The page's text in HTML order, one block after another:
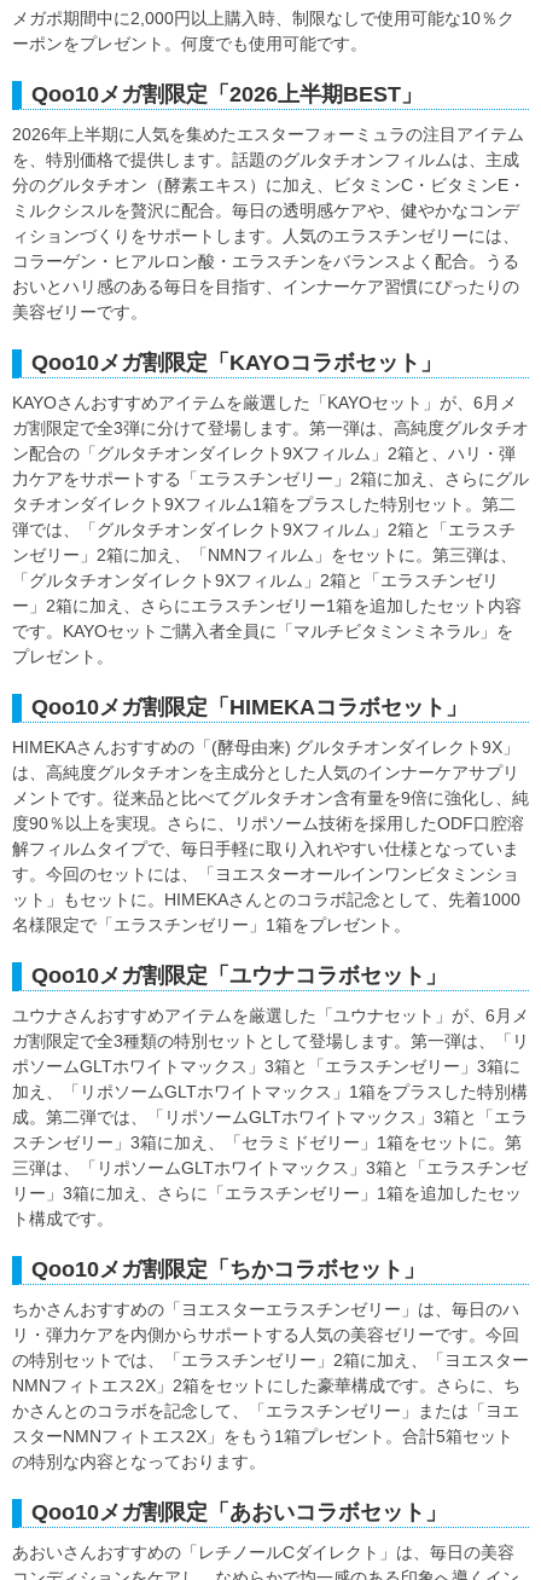
メガポ期間中に2,000円以上購入時、制限なしで使用可能な10％ク
ーポンをプレゼント。何度でも使用可能です。
Qoo10メガ割限定「2026上半期BEST」
2026年上半期に人気を集めたエスターフォーミュラの注目アイテム
を、特別価格で提供します。話題のグルタチオンフィルムは、主成
分のグルタチオン（酵素エキス）に加え、ビタミンC・ビタミンE・
ミルクシスルを贅沢に配合。毎日の透明感ケアや、健やかなコンデ
ィションづくりをサポートします。人気のエラスチンゼリーには、
コラーゲン・ヒアルロン酸・エラスチンをバランスよく配合。うる
おいとハリ感のある毎日を目指す、インナーケア習慣にぴったりの
美容ゼリーです。
Qoo10メガ割限定「KAYOコラボセット」
KAYOさんおすすめアイテムを厳選した「KAYOセット」が、6月メ
ガ割限定で全3弾に分けて登場します。第一弾は、高純度グルタチオ
ン配合の「グルタチオンダイレクト9Xフィルム」2箱と、ハリ・弾
力ケアをサポートする「エラスチンゼリー」2箱に加え、さらにグル
タチオンダイレクト9Xフィルム1箱をプラスした特別セット。第二
弾では、「グルタチオンダイレクト9Xフィルム」2箱と「エラスチ
ンゼリー」2箱に加え、「NMNフィルム」をセットに。第三弾は、
「グルタチオンダイレクト9Xフィルム」2箱と「エラスチンゼリ
ー」2箱に加え、さらにエラスチンゼリー1箱を追加したセット内容
です。KAYOセットご購入者全員に「マルチビタミンミネラル」を
プレゼント。
Qoo10メガ割限定「HIMEKAコラボセット」
HIMEKAさんおすすめの「(酵母由来) グルタチオンダイレクト9X」
は、高純度グルタチオンを主成分とした人気のインナーケアサプリ
メントです。従来品と比べてグルタチオン含有量を9倍に強化し、純
度90％以上を実現。さらに、リポソーム技術を採用したODF口腔溶
解フィルムタイプで、毎日手軽に取り入れやすい仕様となっていま
す。今回のセットには、「ヨエスターオールインワンビタミンショ
ット」もセットに。HIMEKAさんとのコラボ記念として、先着1000
名様限定で「エラスチンゼリー」1箱をプレゼント。
Qoo10メガ割限定「ユウナコラボセット」
ユウナさんおすすめアイテムを厳選した「ユウナセット」が、6月メ
ガ割限定で全3種類の特別セットとして登場します。第一弾は、「リ
ポソームGLTホワイトマックス」3箱と「エラスチンゼリー」3箱に
加え、「リポソームGLTホワイトマックス」1箱をプラスした特別構
成。第二弾では、「リポソームGLTホワイトマックス」3箱と「エラ
スチンゼリー」3箱に加え、「セラミドゼリー」1箱をセットに。第
三弾は、「リポソームGLTホワイトマックス」3箱と「エラスチンゼ
リー」3箱に加え、さらに「エラスチンゼリー」1箱を追加したセッ
ト構成です。
Qoo10メガ割限定「ちかコラボセット」
ちかさんおすすめの「ヨエスターエラスチンゼリー」は、毎日のハ
リ・弾力ケアを内側からサポートする人気の美容ゼリーです。今回
の特別セットでは、「エラスチンゼリー」2箱に加え、「ヨエスター
NMNフィトエス2X」2箱をセットにした豪華構成です。さらに、ち
かさんとのコラボを記念して、「エラスチンゼリー」または「ヨエ
スターNMNフィトエス2X」をもう1箱プレゼント。合計5箱セット
の特別な内容となっております。
Qoo10メガ割限定「あおいコラボセット」
あおいさんおすすめの「レチノールCダイレクト」は、毎日の美容